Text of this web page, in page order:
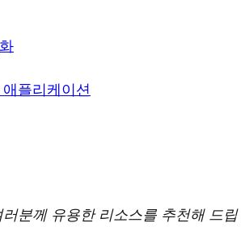
플리케이션
분께 유용한 리소스를 추천해 드립